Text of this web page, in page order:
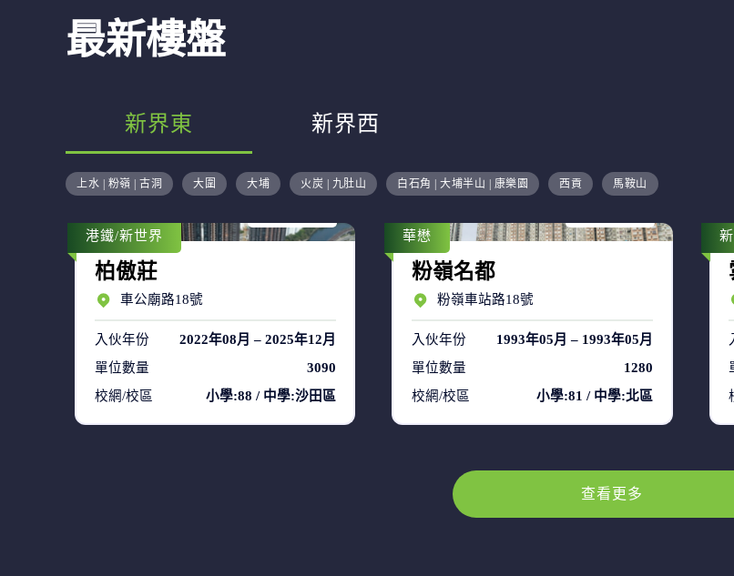
最新樓盤
新界東 新界西
上水 | 粉嶺 | 古洞 大圍 大埔 火炭 | 九肚山 白石角 | 大埔半山 | 康樂園 西貢 馬鞍山
售盤 48
港鐵/新世界
柏傲莊
車公廟路18號
入伙年份
2022年08月 – 2025年12月
單位數量
3090
校網/校區
小學:88 / 中學:沙田區
售盤 8
華懋
粉嶺名都
粉嶺車站路18號
入伙年份
1993年05月 – 1993年05月
單位數量
1280
校網/校區
小學:81 / 中學:北區
查看更多